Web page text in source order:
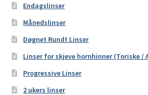
Endagslinser
Månedslinser
Døgnet Rundt Linser
Linser for skjeve hornhinner (Toriske /
Progressive Linser
2 ukers linser